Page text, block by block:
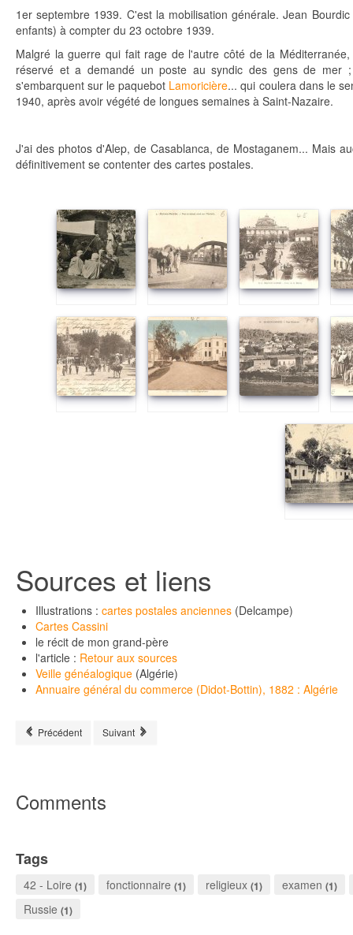
1er septembre 1939. C'est la mobilisation générale. Jean
enfants) à compter du 23 octobre 1939.
Malgré la guerre qui fait rage de l'autre côté de la
réservé et a demandé un poste au syndic des gens de mer
s'embarquent sur le paquebot Lamoricière... qui coulera dans le
1940, après avoir végété de longues semaines à Saint-Nazaire.
J'ai des photos d'Alep, de Casablanca, de Mostaganem... Mais
définitivement se contenter des cartes postales.
Sources et liens
Illustrations : cartes postales anciennes (Delcampe)
Cartes Cassini
le récit de mon grand-père
l'article : Retour aux sources
Veille généalogique (Algérie)
Annuaire général du commerce (Didot-Bottin), 1882 : Algérie
Article précédent : Domfront
Précédent Article suivant : Fondial, en Peyrusse
Suivant
Comments
Tags
42 - Loire (1) fonctionnaire (1) religieux (1) examen (1)
Russie (1)